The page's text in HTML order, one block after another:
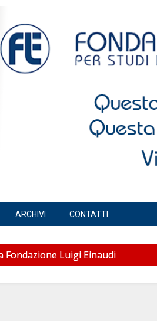
ARCHIVI CONTATTI
Fondazione Luigi Einaudi